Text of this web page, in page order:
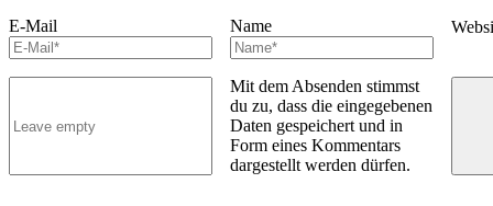
E-Mail Name
Mit dem Absenden stimmst
du zu, dass die eingegebenen
Daten gespeichert und in
Form eines Kommentars
dargestellt werden dürfen.